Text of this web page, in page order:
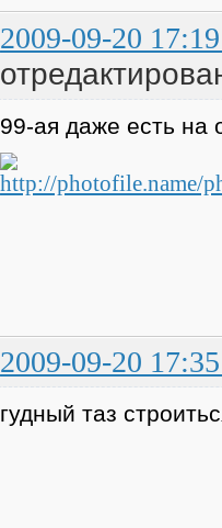
2009-09-20
99-ая даже есть на
2009-09-20
гудный таз